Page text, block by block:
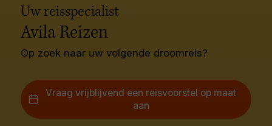
Uw reisspecialist
Avila Reizen
Op zoek naar uw volgende droomreis?
Vraag vrijblijvend een reisvoorstel op maat
aan